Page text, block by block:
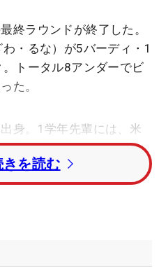
終ラウンドが終了した。
・るな）が5バーディ・1
トータル8アンダーでビ
た。
身。1学年先輩には、米
井明愛・千怜姉妹らがい
の「日本女子オープン」
ストからの出場資格を獲
「67」を叩き出したJGA
奈。トータル5アンダ
を読む